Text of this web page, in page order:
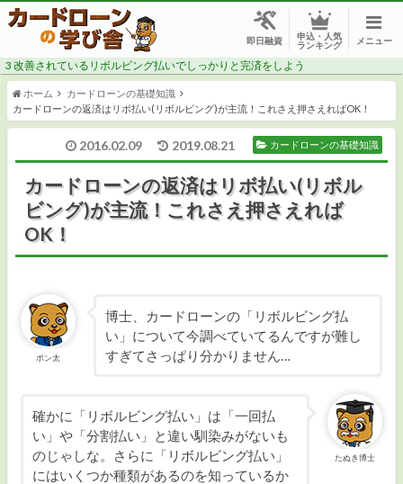
即日融資
申込・人気
ランキング
メニュー
安心感のある銀行で借りたい
今すぐ・今日中にお金が必要
低金利でお得に借りたい
毎月の返済額が安い
スマホ1つで申し込みたい
3 改善されているリボルビング払いでしっかりと完済をしよう
ホーム
カードローンの基礎知識
カードローンの返済はリボ払い(リボルビング)が主流！これさえ押さえればOK！
2016.02.09 2019.08.21 カードローンの基礎知識
カードローンの返済はリボ払い(リボル
ビング)が主流！これさえ押さえれば
OK！
ポン太
博士、カードローンの「リボルビング払
い」について今調べていてるんですが難し
すぎてさっぱり分かりません…
たぬき博士
確かに「リボルビング払い」は「一回払
い」や「分割払い」と違い馴染みがないも
のじゃしな。さらに「リボルビング払い」
にはいくつか種類があるのを知っているか